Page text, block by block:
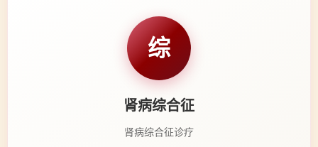
综
肾病综合征
肾病综合征诊疗